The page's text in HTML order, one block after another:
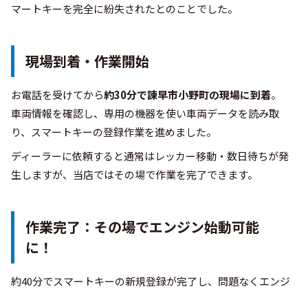
マートキーを完全に紛失されたとのことでした。
現場到着・作業開始
お電話を受けてから約30分で諫早市小野町の現場に到着。
車両情報を確認し、専用の機器を使い車両データを読み取
り、スマートキーの登録作業を進めました。
ディーラーに依頼すると通常はレッカー移動・数日待ちが発
生しますが、当店ではその場で作業を完了できます。
作業完了：その場でエンジン始動可能
に！
約40分でスマートキーの新規登録が完了し、問題なくエンジ